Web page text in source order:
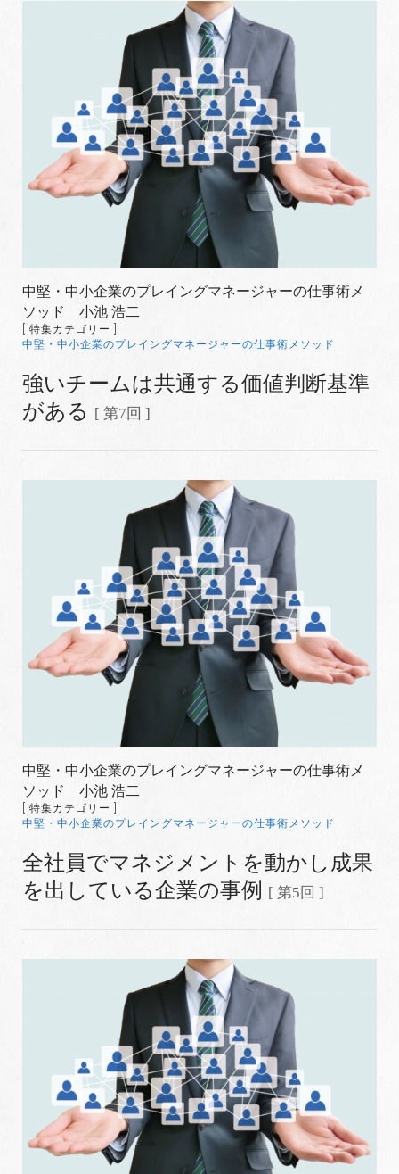
中堅・中小企業のプレイングマネージャーの仕事術メ
ソッド 小池 浩二
[ 特集カテゴリー ]
中堅・中小企業のプレイングマネージャーの仕事術メソッド
強いチームは共通する価値判断基準
がある [ 第7回 ]
中堅・中小企業のプレイングマネージャーの仕事術メ
ソッド 小池 浩二
[ 特集カテゴリー ]
中堅・中小企業のプレイングマネージャーの仕事術メソッド
全社員でマネジメントを動かし成果
を出している企業の事例
[ 第5回 ]